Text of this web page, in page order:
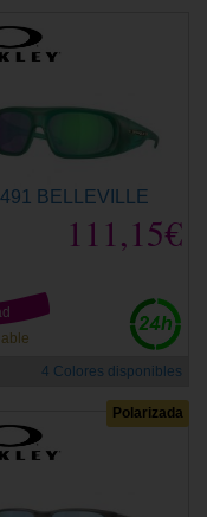
BELLEVILLE
111,15€
4 Colores disponibles
Polarizada